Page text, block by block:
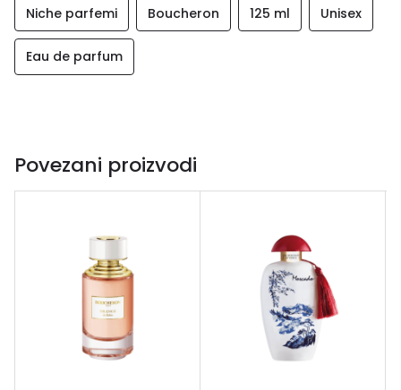
Niche parfemi Boucheron 125 ml Unisex
Eau de parfum
Povezani proizvodi